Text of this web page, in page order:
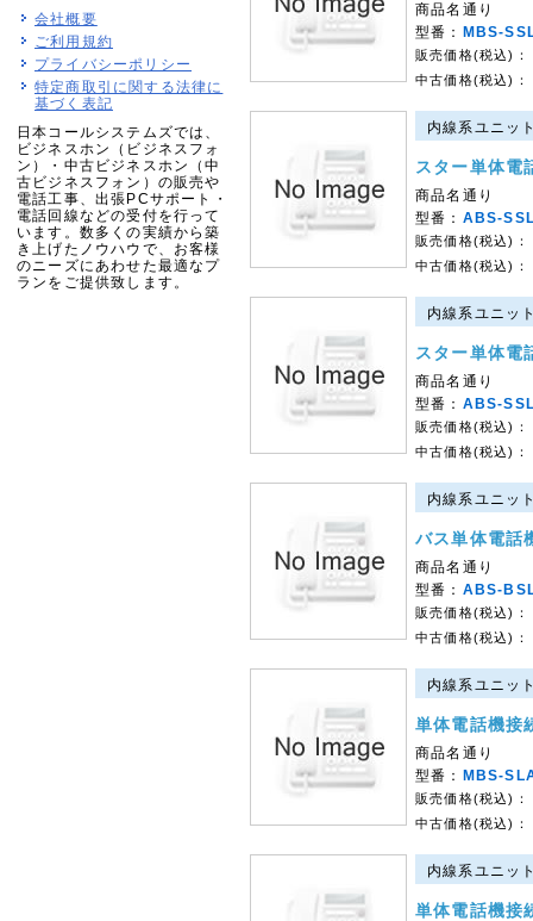
会社概要
ご利用規約
プライバシーポリシー
特定商取引に関する法律に
基づく表記
日本コールシステムズでは、
ビジネスホン（ビジネスフォ
ン）・中古ビジネスホン（中
古ビジネスフォン）の販売や
電話工事、出張PCサポート・
電話回線などの受付を行って
います。数多くの実績から築
き上げたノウハウで、お客様
のニーズにあわせた最適なプ
ランをご提供致します。
商品名通り
型番：
MBS-
販売価格(税込)：
中古価格(税込)：
内線系ユニッ
スター単体電
商品名通り
型番： ABS-
販売価格(税込)：
中古価格(税込)：
内線系ユニッ
スター単体電
商品名通り
型番： ABS-
販売価格(税込)：
中古価格(税込)：
内線系ユニッ
バス単体電話
商品名通り
型番： ABS-
販売価格(税込)：
中古価格(税込)：
内線系ユニッ
単体電話機接
商品名通り
型番：
MBS-
販売価格(税込)：
中古価格(税込)：
内線系ユニッ
単体電話機接